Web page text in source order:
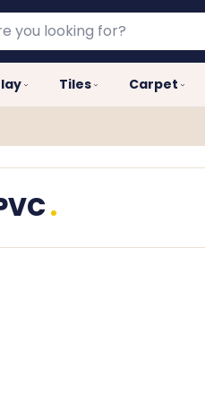
Tiles Carpet